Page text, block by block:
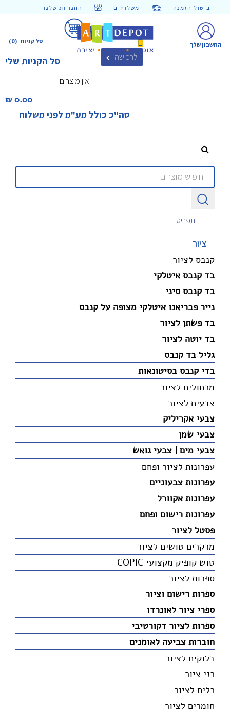
ביטול הזמנה משלוחים החנויות שלנו
(0) סל קניות
סל הקניות שלי לרכישה
אין מוצרים
0.00 ₪‎
סה"כ כולל מע"מ לפני משלוח
החשבון שלך
תפריט
ציור
קנבס לציור
בד קנבס איטלקי
בד קנבס סיני
נייר פבריאנו איטלקי מצופה על קנבס
בד פשתן לציור
בד יוטה לציור
גליל בד קנבס
בדי קנבס בסיטונאות
מכחולים לציור
צבעים לציור
צבעי אקריליק
צבעי שמן
צבעי מים | צבעי גואש
עפרונות לציור ופחם
עפרונות צבעוניים
עפרונות אקוורל
עפרונות רישום ופחם
פסטל לציור
מרקרים טושים לציור
טוש קופיק מקצועי COPIC
ספרות לציור
ספרות רישום וציור
ספרי ציור לאונרדו
ספרות לציור דקורטיבי
חוברות צביעה לאומנים
בלוקים לציור
כני ציור
כלים לציור
חומרים לציור